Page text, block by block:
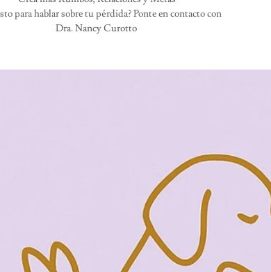
para hablar sobre tu pérdida? Ponte en contacto con
Dra. Nancy Curotto